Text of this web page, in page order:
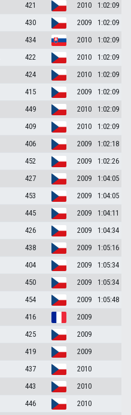
421 2010
1:02:09
430 2009
1:02:09
434 2010
1:02:09
422 2010
1:02:09
424 2010
1:02:09
415 2009
1:02:09
449 2010
1:02:09
409 2010
1:02:09
406 2009
1:02:18
452 2009
1:02:26
427 2009
1:04:05
453 2009
1:04:05
445 2009
1:04:11
426 2009
1:04:34
438 2009
1:05:16
404 2009
1:05:34
450 2009
1:05:34
454 2009
1:05:48
416
2009
425
2009
419
2009
437
2010
443
2010
446
2010